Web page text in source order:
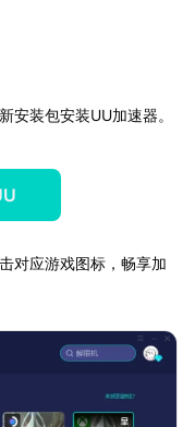
安装包安装UU加速器。
对应游戏图标，畅享加